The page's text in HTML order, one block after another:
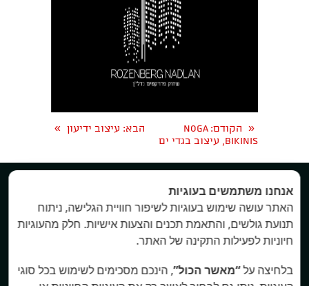
« הקודם : NOGA
BIKINIS, עיצוב בגדי ים
הבא: עיצוב ידיעון »

All rights reserved Keren A. Branding. 2016
אנחנו משתמשים בעוגיות
האתר עושה שימוש בעוגיות לשיפור חוויית הגלישה, ניתוח
תנועת גולשים, והתאמת תכנים והצעות אישיות. חלק מהעוגיות
חיוניות לפעילות התקינה של האתר.
בלחיצה על“מאשר הכול”, הינכם מסכימים לשימוש בכל סוגי